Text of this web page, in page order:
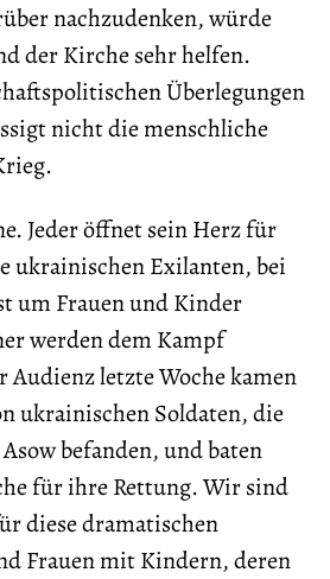
nachzudenken, würde
der Kirche sehr helfen.
Überlegungen
nicht die menschliche
Jeder öffnet sein Herz für
ukrainischen Exilanten, bei
um Frauen und Kinder
werden dem Kampf
Audienz letzte Woche kamen
ukrainischen Soldaten, die
befanden, und baten
für ihre Rettung. Wir sind
diese dramatischen
Frauen mit Kindern, deren